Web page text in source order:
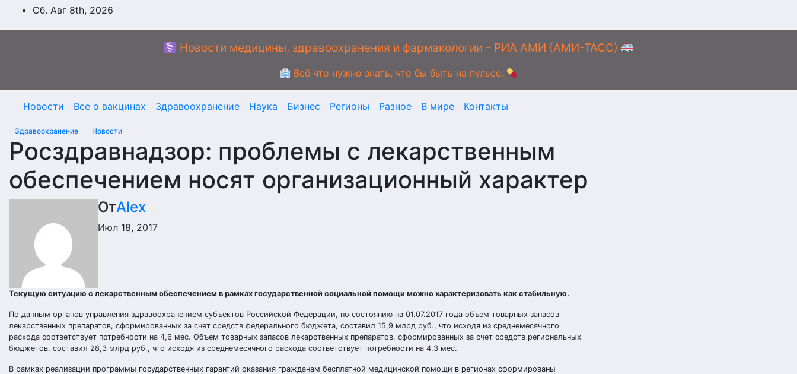
ПерейтиСб. Авг 8th, 2026
Новости медицины, здравоохранения и фармакологии - РИА АМИ (АМИ-ТАСС)
Всё что нужно знать, что бы быть на пульсе.
Новости Все о вакцинах Здравоохранение Наука Бизнес Регионы Разное В мире Контакты
Здравоохранение Новости
Росздравнадзор: проблемы с лекарственным
обеспечением носят организационный характер
ОтAlex
Июл 18, 2017
Текущую ситуацию с лекарственным обеспечением в рамках государственной социальной помощи можно характеризовать как стабильную.
По данным органов управления здравоохранением субъектов Российской Федерации, по состоянию на 01.07.2017 года объем товарных запасов
лекарственных препаратов, сформированных за счет средств федерального бюджета, составил 15,9 млрд руб., что исходя из среднемесячного
расхода соответствует потребности на 4,6 мес. Объем товарных запасов лекарственных препаратов, сформированных за счет средств региональных
бюджетов, составил 28,3 млрд руб., что исходя из среднемесячного расхода соответствует потребности на 4,3 мес.
В рамках реализации программы государственных гарантий оказания гражданам бесплатной медицинской помощи в регионах сформированы